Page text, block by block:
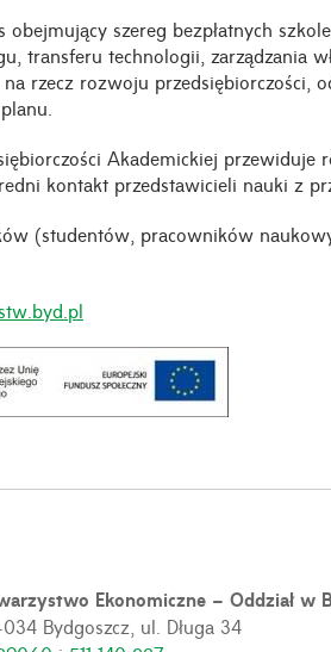
szereg bezpłatnych
transferu technologii, zarządzania
rzecz rozwoju przedsiębiorczości,
Akademickiej przewiduje
kontakt przedstawicieli nauki z
(studentów, pracowników
Ekonomiczne – Oddział w
Bydgoszcz, ul. Długa 34